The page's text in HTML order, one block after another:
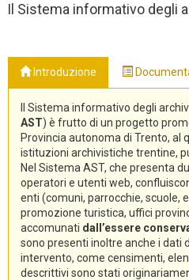
Il Sistema informativo degli
Introduzione
Il Sistema informativo degli
AST) è frutto di un progetto
Provincia autonoma di Trento, al
istituzioni archivistiche trentine,
Nel Sistema AST, che presenta
operatori e utenti web,
enti (comuni, parrocchie, scuole,
promozione turistica, uffici
accomunati dall’essere
sono presenti inoltre anche i dati
intervento, come censimenti,
descrittivi sono stati